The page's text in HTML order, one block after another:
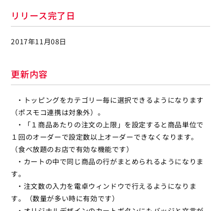
リリース完了日
2017年11月08日
更新内容
・トッピングをカテゴリー毎に選択できるようになります
（ポスモコ連携は対象外）。
・「１商品あたりの注文の上限」を設定すると商品単位で
１回のオーダーで設定数以上オーダーできなくなります。
（食べ放題のお店で有効な機能です）
・カートの中で同じ商品の行がまとめられるようになりま
す。
・注文数の入力を電卓ウィンドウで行えるようになりま
す。（数量が多い時に有効です）